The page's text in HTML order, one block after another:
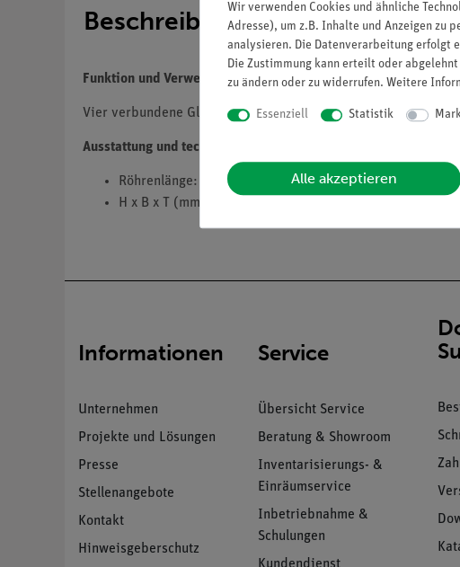
Beschreibung
Funktion und Verwendung
Vier verbundene Glasröhren unterschiedlicher Form auf
Ausstattung und technische Daten
Röhrenlänge: 100 mm.
H x B x T (mm): 145 x 215 x 80
Informationen
Unternehmen
Projekte und Lösungen
Presse
Stellenangebote
Kontakt
Hinweisgeberschutz
Service
Übersicht Service
Beratung & Showroom
Inventarisierungs- &
Einräumservice
Inbetriebnahme &
Schulungen
Wir verwenden Cookies und ähnliche
Adresse), um z.B. Inhalte und Anzeigen zu
analysieren. Die Datenverarbeitung erfolgt
Die Zustimmung kann erteilt oder
zu ändern oder zu widerrufen. Weitere
Essenziell Statistik
Alle akzeptieren